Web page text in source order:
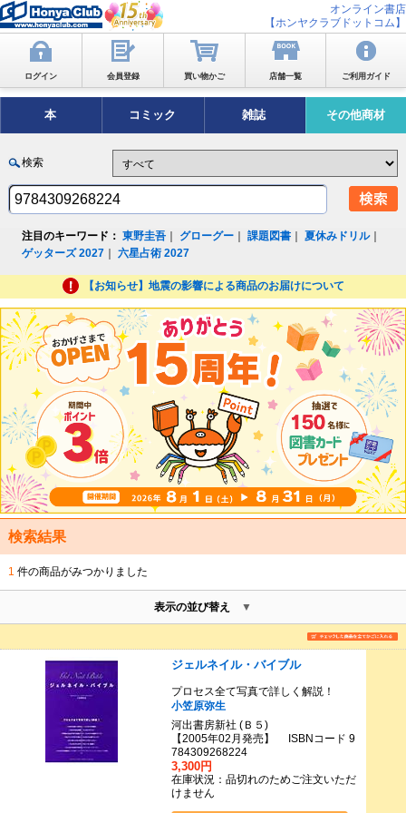
オンライン書店
【ホンヤクラブドットコム】
ログイン 会員登録 買い物かご 店舗一覧 ご利用ガイド
本 コミック 雑誌 その他商材
検索
注目のキーワード： 東野圭吾 グローグー ｜課題図書 ｜夏休みドリル｜
ゲッターズ 2027 ｜六星占術 2027
【お知らせ】地震の影響による商品のお届けについて
検索結果
1 件の商品がみつかりました
表示の並び替え
ジェルネイル・バイブル
プロセス全て写真で詳しく解説！
小笠原弥生
河出書房新社 (Ｂ５)
【2005年02月発売】 ISBNコード 9
784309268224
3,300円
在庫状況：品切れのためご注文いただ
けません